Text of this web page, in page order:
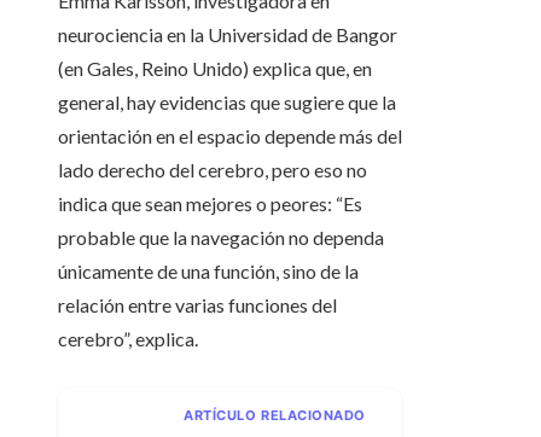
neurociencia en la Universidad de Bangor
(en Gales, Reino Unido) explica que, en
general, hay evidencias que sugiere que la
orientación en el espacio depende más del
lado derecho del cerebro, pero eso no
indica que sean mejores o peores: “Es
probable que la navegación no dependa
únicamente de una función, sino de la
relación entre varias funciones del
cerebro”, explica.
ARTÍCULO RELACIONADO